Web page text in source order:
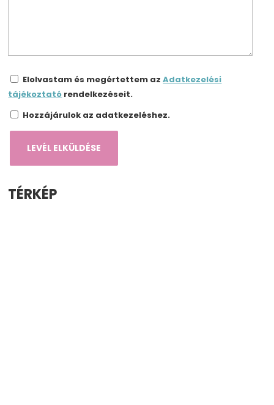
Elolvastam és megértettem azAdatkezelési
tájékoztató rendelkezéseit.
Hozzájárulok az adatkezeléshez.
TÉRKÉP